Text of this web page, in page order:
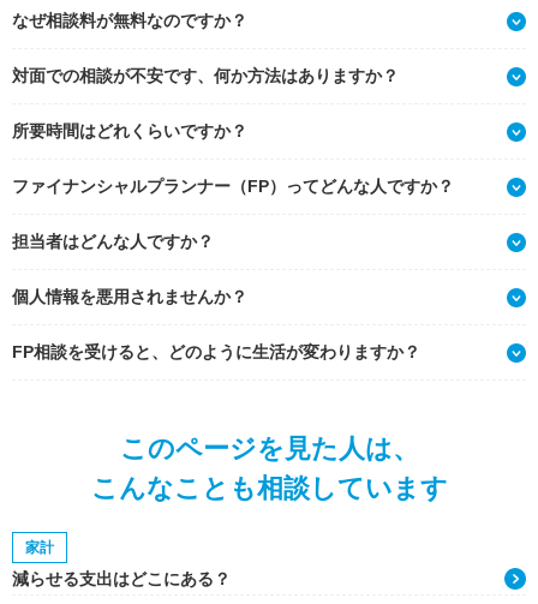
なぜ相談料が無料なのですか？
対面での相談が不安です、何か方法はありますか？
所要時間はどれくらいですか？
ファイナンシャルプランナー（FP）ってどんな人ですか？
担当者はどんな人ですか？
個人情報を悪用されませんか？
FP相談を受けると、どのように生活が変わりますか？
このページを見た人は、
こんなことも相談しています
家計
減らせる支出はどこにある？